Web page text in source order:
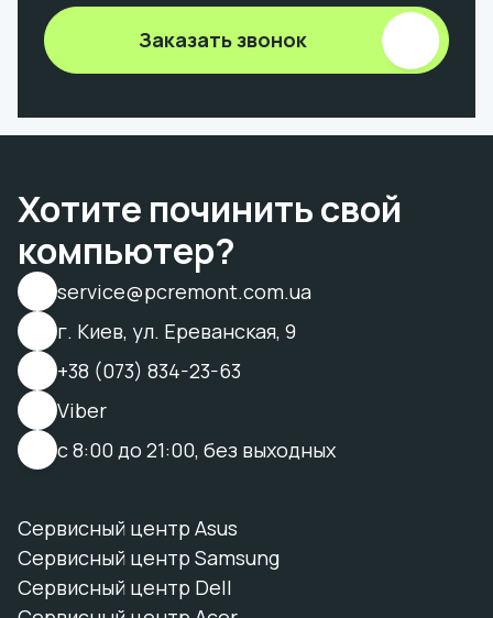
Заказать звонок
Хотите починить свой
компьютер?
service@pcremont.com.ua
г. Киев, ул. Ереванская, 9
+38 (073) 834-23-63
Viber
с 8:00 до 21:00, без выходных
Сервисный центр Asus
Сервисный центр Samsung
Сервисный центр Dell